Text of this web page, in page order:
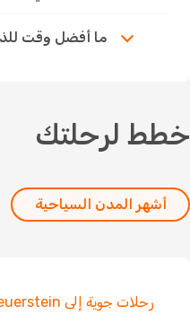
ما أفضل وقت
خطط لرحلتك
أشهر المدن السياحية
رحلات جوية إلى Burg Feuerstein